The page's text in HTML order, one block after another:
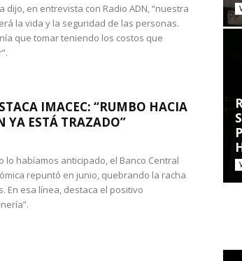
dijo, en entrevista con Radio ADN, “nuestra
la vida y la seguridad de las personas.
que tomar teniendo los costos que
IMACEC: “RUMBO HACIA
YA ESTÁ TRAZADO”
lo habíamos anticipado, el Banco Central
repuntó en junio, quebrando la racha
En esa línea, destaca el positivo